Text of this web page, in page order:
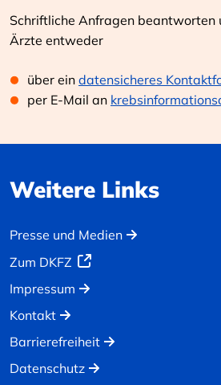
Schriftliche Anfragen beantworten
Ärzte entweder
über ein datensicheres
per E-Mail an
Weitere Links
Presse und Medien
Zum DKFZ
Impressum
Kontakt
Barrierefreiheit
Datenschutz